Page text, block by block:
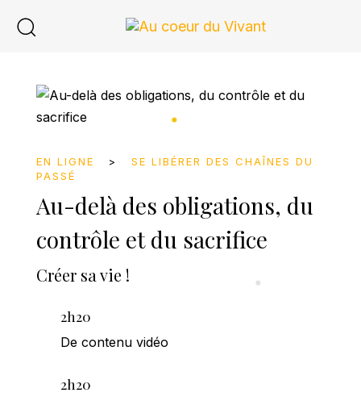
links to
EN LIGNE > SE LIBÉRER DES CHAÎNES DU
PASSÉ
Au-delà des obligations, du
contrôle et du sacrifice
Créer sa vie !
2h20
De contenu vidéo
2h20